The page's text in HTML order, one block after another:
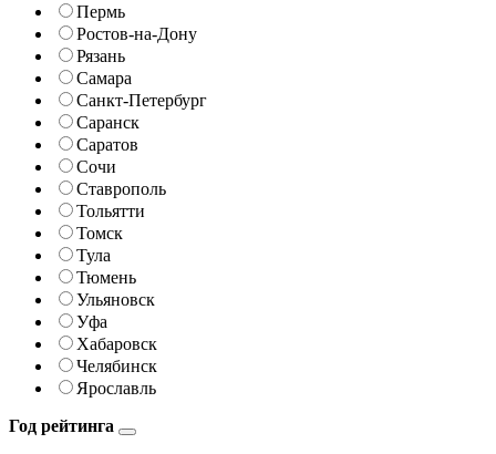
Пермь
Ростов-на-Дону
Рязань
Самара
Санкт-Петербург
Саранск
Саратов
Сочи
Ставрополь
Тольятти
Томск
Тула
Тюмень
Ульяновск
Уфа
Хабаровск
Челябинск
Ярославль
Год рейтинга